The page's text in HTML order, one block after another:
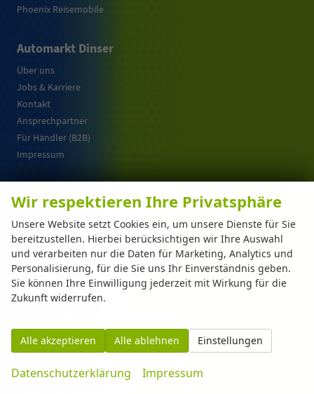
Phoenix Reisemobile
Automarkt Dinser
Über uns
Jobs & Karriere
Kontakt
Ansprechpartner
Für Händler (B2B)
Impressum
Nützliche Links
Fragen & Antworten
Anmelden
Widerrufsbelehrung und -formular
Informationen zur Barrierefreiheit
Datenschutz
Cookie-Einstellungen
spezifischen CO 2-Emissionen und gegebenenfalls zum Stromverbrauch neuer PKW
können dem 'Leitfaden über den offiziellen Kraftstoffverbrauch, die offiziellen
Wir respektieren Ihre Privatsphäre
Unsere Website setzt Cookies ein, um unsere Dienste für Sie
bereitzustellen. Hierbei berücksichtigen wir Ihre Auswahl
und verarbeiten nur die Daten für Marketing, Analytics und
Personalisierung, für die Sie uns Ihr Einverständnis geben.
Sie können Ihre Einwilligung jederzeit mit Wirkung für die
Zukunft widerrufen.
Alle akzeptieren Alle ablehnen Einstellungen
Datenschutzerklärung Impressum